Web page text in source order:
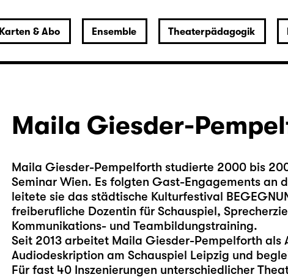
Karten & Abo Ensemble Theaterpädagogik
Maila Giesder-
Maila Giesder-Pempelforth studierte 2000 bis
Seminar Wien. Es folgten Gast-Engagements an
leitete sie das städtische Kulturfestival
freiberufliche Dozentin für Schauspiel,
Kommunikations- und Teambildungstraining.
Seit 2013 arbeitet Maila Giesder-Pempelforth als
Audiodeskription am Schauspiel Leipzig und
Für fast 40 Inszenierungen unterschiedlicher